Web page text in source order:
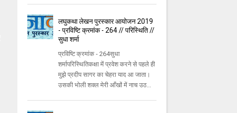
लघुकथा लेखन पुरस्कार आयोजन 2019
- प्रविष्टि क्रमांक - 264 // परिस्थिति //
सुधा शर्मा
प्रविष्टि क्रमांक - 264सुधा
शर्मापरिस्थितिकक्षा में प्रवेश करने से पहले ही
मुझे प्रदीप सागर का चेहरा याद आ जाता।
उसकी भोली शक्ल मेरी आँखों में नाच उठ...